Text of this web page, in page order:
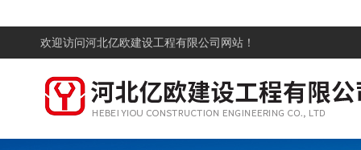
欢迎访问河北亿欧建设工程有限公司网站！